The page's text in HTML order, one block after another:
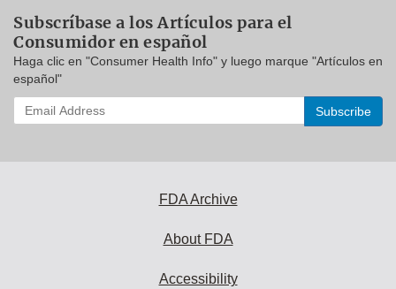
Subscríbase a los Artículos para el
Consumidor en español
Haga clic en "Consumer Health Info" y luego marque "Artículos en
español"
Enter
your
FDA Archive
About FDA
Accessibility